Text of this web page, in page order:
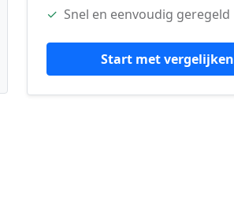
✓ Snel en eenvoudig geregeld
Start met vergelijken